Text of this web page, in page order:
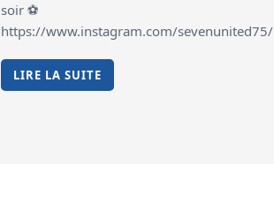
soir ⚽️
https://www.instagram.com/sevenunited75/
LIRE LA SUITE